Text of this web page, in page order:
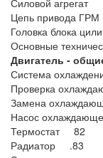
Силовой
Цепь привода
Головка блока
Основные
Двигатель -
Система
Проверка
Замена
Насос
Термостат 82
Радиатор .83